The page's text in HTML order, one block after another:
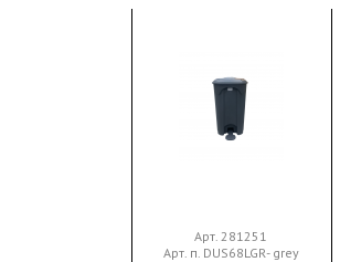
Арт. 281251
Арт. п. DUS68LGR- grey